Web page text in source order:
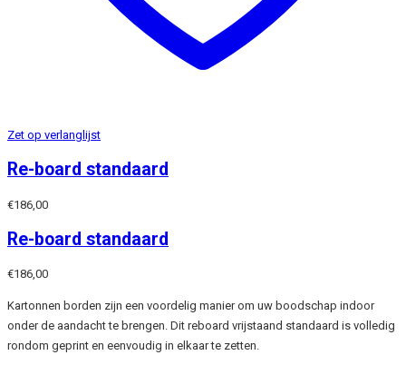
Zet op verlanglijst
Re-board standaard
€186,00
Re-board standaard
€186,00
Kartonnen borden zijn een voordelig manier om uw boodschap indoor
onder de aandacht te brengen. Dit reboard vrijstaand standaard is volledig
rondom geprint en eenvoudig in elkaar te zetten.